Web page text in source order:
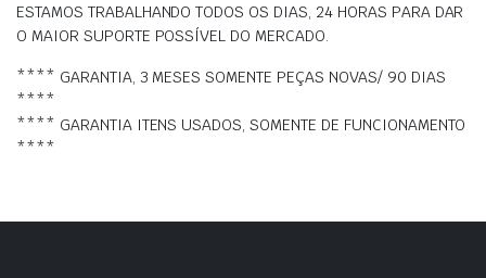
ESTAMOS TRABALHANDO TODOS OS DIAS, 24 HORAS PARA DAR
O MAIOR SUPORTE POSSÍVEL DO MERCADO.
**** GARANTIA, 3 MESES SOMENTE PEÇAS NOVAS/ 90 DIAS
****
**** GARANTIA ITENS USADOS, SOMENTE DE FUNCIONAMENTO
****